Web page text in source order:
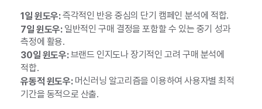
1일 윈도우:즉각적인 반응 중심의 단기 캠페인 분석에 적합.
7일 윈도우:일반적인 구매 결정을 포함할 수 있는 중기 성과
측정에 활용.
30일 윈도우:브랜드 인지도나 장기적인 고려 구매 분석에
적합.
유동적 윈도우:머신러닝 알고리즘을 이용하여 사용자별 최적
기간을 동적으로 산출.